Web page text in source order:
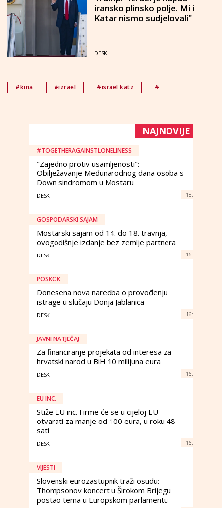
iransko plinsko polje. Mi i
Katar nismo sudjelovali"
DESK
#kina #izrael #israel katz #
NAJNOVIJE
#TOGETHERAGAINSTLONELINESS
"Zajedno protiv usamljenosti":
Obilježavanje Međunarodnog dana osoba s
Down sindromom u Mostaru
DESK 18:
GOSPODARSKI SAJAM
Mostarski sajam od 14. do 18. travnja,
ovogodišnje izdanje bez zemlje partnera
DESK 16:
POSKOK
Donesena nova naredba o provođenju
istrage u slučaju Donja Jablanica
DESK 16:
JAVNI NATJEČAJ
Za financiranje projekata od interesa za
hrvatski narod u BiH 10 milijuna eura
DESK 16:
EU INC.
Stiže EU inc. Firme će se u cijeloj EU
otvarati za manje od 100 eura, u roku 48
sati
DESK 16:
VIJESTI
Slovenski eurozastupnik traži osudu:
Thompsonov koncert u Širokom Brijegu
postao tema u Europskom parlamentu